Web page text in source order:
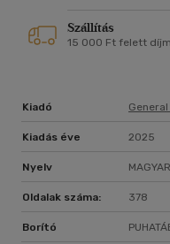
Szállítás
15 000 Ft felett
Kiadó
Kiadás éve 2025
Nyelv MAGYAR
Oldalak száma: 378
Borító